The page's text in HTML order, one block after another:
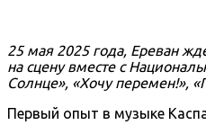
25 мая 2025 года, Ереван
на сцену вместе с
Солнце», «Хочу перемен!»,
Первый опыт в музыке